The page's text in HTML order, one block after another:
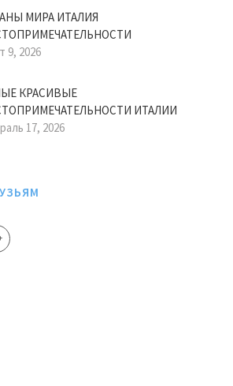
МИРА ИТАЛИЯ
9, 2026
КРАСИВЫЕ
ИТАЛИИ
17, 2026